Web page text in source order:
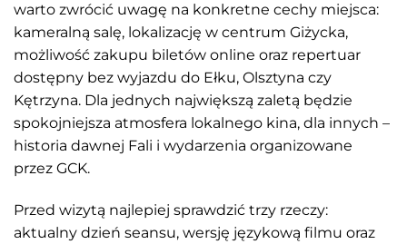
warto zwrócić uwagę na konkretne cechy miejsca:
kameralną salę, lokalizację w centrum Giżycka,
możliwość zakupu biletów online oraz repertuar
dostępny bez wyjazdu do Ełku, Olsztyna czy
Kętrzyna. Dla jednych największą zaletą będzie
spokojniejsza atmosfera lokalnego kina, dla innych –
historia dawnej Fali i wydarzenia organizowane
przez GCK.
Przed wizytą najlepiej sprawdzić trzy rzeczy:
aktualny dzień seansu, wersję językową filmu oraz